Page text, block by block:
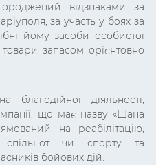
відзнаками за
за участь у боях за
йому засоби особистої
товари запасом орієнтовно
діяльності,
що має назву «Шана
на реабілітацію,
спільнот чи спорту та
бойових дій.